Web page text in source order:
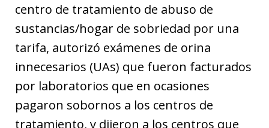
centro de tratamiento de abuso de
sustancias/hogar de sobriedad por una
tarifa, autorizó exámenes de orina
innecesarios (UAs) que fueron facturados
por laboratorios que en ocasiones
pagaron sobornos a los centros de
tratamiento, y dijeron a los centros que